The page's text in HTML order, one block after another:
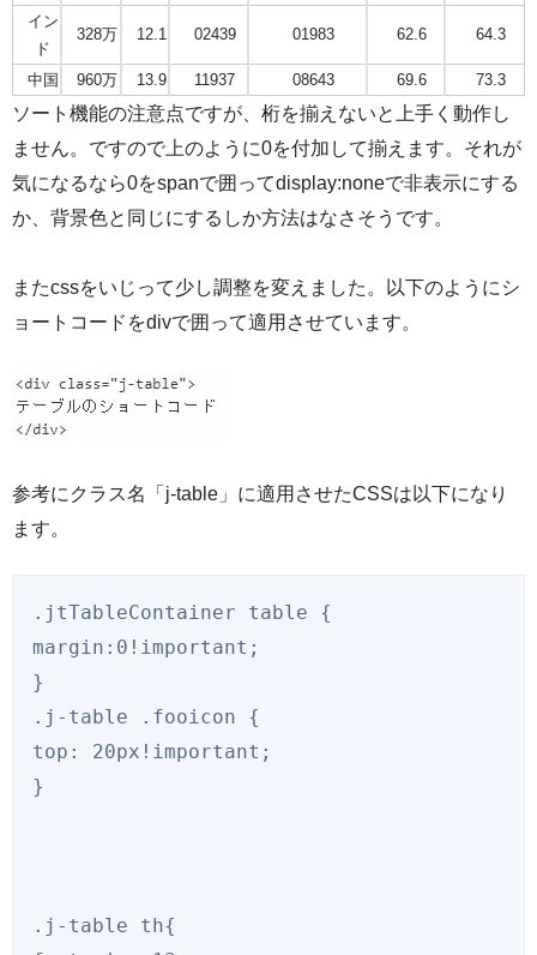
イン
ド
328万 12.1 02439 01983 62.6 64.3
中国 960万 13.9 11937 08643 69.6 73.3
ソート機能の注意点ですが、桁を揃えないと上手く動作し
ません。ですので上のように0を付加して揃えます。それが
気になるなら0をspanで囲ってdisplay:noneで非表示にする
か、背景色と同じにするしか方法はなさそうです。
またcssをいじって少し調整を変えました。以下のようにシ
ョートコードをdivで囲って適用させています。
参考にクラス名「j-table」に適用させたCSSは以下になり
ます。
.jtTableContainer table {
margin:0!important;
}
.j-table .fooicon {
top: 20px!important;
}
.j-table th{